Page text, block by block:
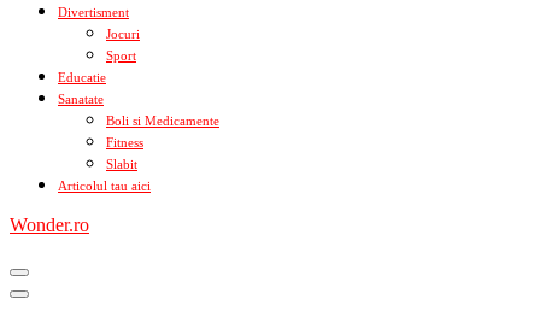
Divertisment
Jocuri
Sport
Educatie
Sanatate
Boli si Medicamente
Fitness
Slabit
Articolul tau aici
Wonder.ro